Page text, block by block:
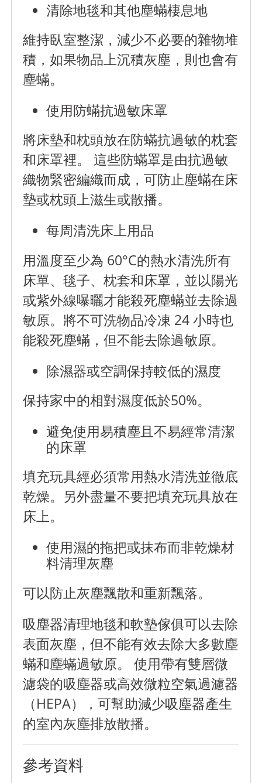
清除地毯和其他塵蟎棲息地
維持臥室整潔，減少不必要的雜物堆
積，如果物品上沉積灰塵，則也會有
塵蟎。
使用防蟎抗過敏床罩
將床墊和枕頭放在防蟎抗過敏的枕套
和床罩裡。 這些防蟎罩是由抗過敏
織物緊密編織而成，可防止塵蟎在床
墊或枕頭上滋生或散播。
每周清洗床上用品
用溫度至少為 60°C的熱水清洗所有
床單、毯子、枕套和床罩，並以陽光
或紫外線曝曬才能殺死塵蟎並去除過
敏原。將不可洗物品冷凍 24 小時也
能殺死塵蟎，但不能去除過敏原。
除濕器或空調保持較低的濕度
保持家中的相對濕度低於50%。
避免使用易積塵且不易經常清潔
的床罩
填充玩具經必須常用熱水清洗並徹底
乾燥。另外盡量不要把填充玩具放在
床上。
使用濕的拖把或抹布而非乾燥材
料清理灰塵
可以防止灰塵飄散和重新飄落。
吸塵器清理地毯和軟墊傢俱可以去除
表面灰塵，但不能有效去除大多數塵
蟎和塵蟎過敏原。 使用帶有雙層微
濾袋的吸塵器或高效微粒空氣過濾器
（HEPA），可幫助減少吸塵器產生
的室內灰塵排放散播。
參考資料